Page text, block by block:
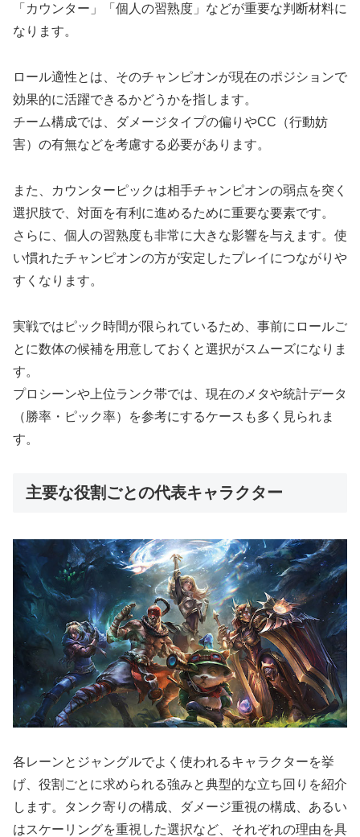
「カウンター」「個人の習熟度」などが重要な判断材料に
なります。
ロール適性とは、そのチャンピオンが現在のポジションで
効果的に活躍できるかどうかを指します。
チーム構成では、ダメージタイプの偏りやCC（行動妨
害）の有無などを考慮する必要があります。
また、カウンターピックは相手チャンピオンの弱点を突く
選択肢で、対面を有利に進めるために重要な要素です。
さらに、個人の習熟度も非常に大きな影響を与えます。使
い慣れたチャンピオンの方が安定したプレイにつながりや
すくなります。
実戦ではピック時間が限られているため、事前にロールご
とに数体の候補を用意しておくと選択がスムーズになりま
す。
プロシーンや上位ランク帯では、現在のメタや統計データ
（勝率・ピック率）を参考にするケースも多く見られま
す。
主要な役割ごとの代表キャラクター
各レーンとジャングルでよく使われるキャラクターを挙
げ、役割ごとに求められる強みと典型的な立ち回りを紹介
します。タンク寄りの構成、ダメージ重視の構成、あるい
はスケーリングを重視した選択など、それぞれの理由を具